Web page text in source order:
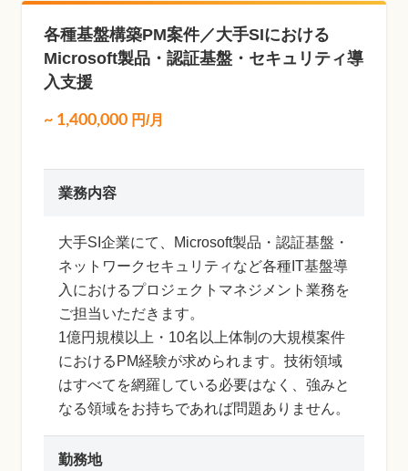
各種基盤構築PM案件／大手SIにおける
Microsoft製品・認証基盤・セキュリティ導
入支援
~ 1,400,000 円/月
業務内容
大手SI企業にて、Microsoft製品・認証基盤・
ネットワークセキュリティなど各種IT基盤導
入におけるプロジェクトマネジメント業務を
ご担当いただきます。
1億円規模以上・10名以上体制の大規模案件
におけるPM経験が求められます。技術領域
はすべてを網羅している必要はなく、強みと
なる領域をお持ちであれば問題ありません。
勤務地